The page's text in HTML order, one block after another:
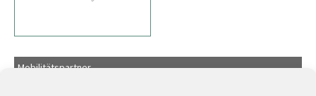
Mobilitätspartner